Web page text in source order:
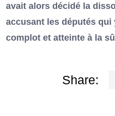
avait alors décidé la
accusant les députés
complot et atteinte à la
Share: